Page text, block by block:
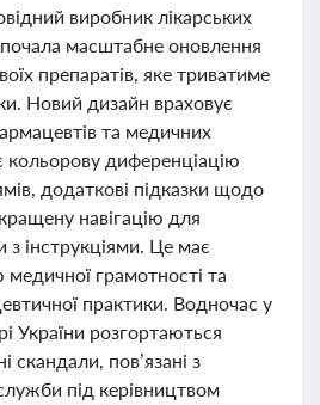
виробник лікарських
масштабне оновлення
препаратів, яке триватиме
Новий дизайн враховує
та медичних
кольорову диференціацію
додаткові підказки щодо
навігацію для
з інструкціями. Це має
грамотності та
практики. Водночас у
України розгортаються
скандали, пов’язані з
під керівництвом